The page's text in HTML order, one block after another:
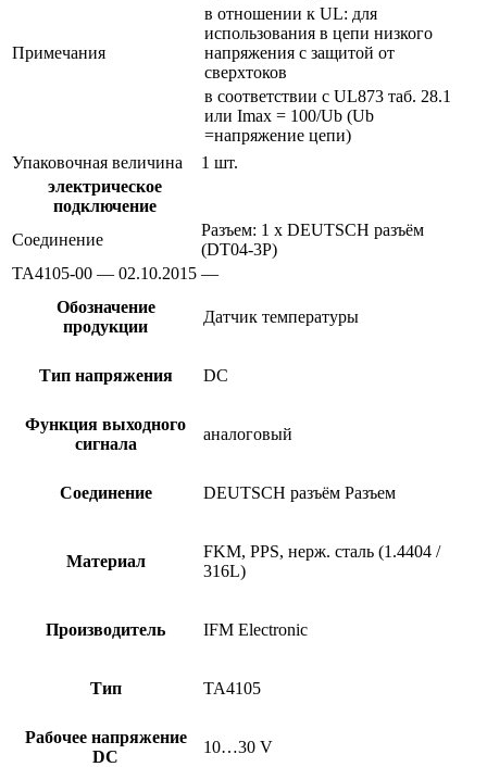
Примечания
в отношении к UL: для
использования в цепи низкого
напряжения с защитой от
сверхтоков
в соответствии с UL873 таб. 28.1
или Imax = 100/Ub (Ub
=напряжение цепи)
Упаковочная величина
1 шт.
электрическое
подключение
Соединение
Разъем: 1 x DEUTSCH разъём
(DT04-3P)
TA4105-00 — 02.10.2015 —
Обозначение
продукции
Датчик температуры
Тип напряжения DC
Функция выходного
сигнала
аналоговый
Соединение DEUTSCH разъём Разъем
Материал
FKM, PPS, нерж. сталь (1.4404 /
316L)
Производитель IFM Electronic
Тип TA4105
Рабочее напряжение
DC
10…30 V